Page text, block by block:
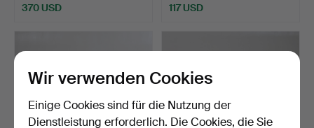
370 USD 117 USD
Wir verwenden Cookies
Einige Cookies sind für die Nutzung der
Dienstleistung erforderlich. Die Cookies, die Sie